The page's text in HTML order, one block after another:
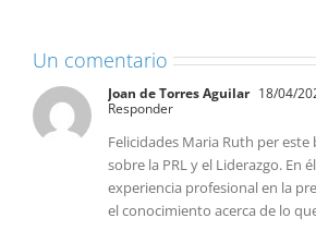
Un comentario
Joan de Torres Aguilar 18/04/
Responder
Felicidades Maria Ruth per
sobre la PRL y el Liderazgo. En
experiencia profesional en la
el conocimiento acerca de lo